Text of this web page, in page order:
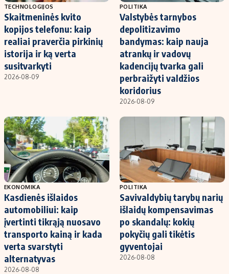
TECHNOLOGIJOS
Skaitmeninės kvito
kopijos telefonu: kaip
realiai praverčia pirkinių
istorija ir ką verta
susitvarkyti
2026-08-09
POLITIKA
Valstybės tarnybos
depolitizavimo
bandymas: kaip nauja
atrankų ir vadovų
kadencijų tvarka gali
perbraižyti valdžios
koridorius
2026-08-09
EKONOMIKA
Kasdienės išlaidos
automobiliui: kaip
įvertinti tikrąją nuosavo
transporto kainą ir kada
verta svarstyti
alternatyvas
2026-08-08
POLITIKA
Savivaldybių tarybų narių
išlaidų kompensavimas
po skandalų: kokių
pokyčių gali tikėtis
gyventojai
2026-08-08